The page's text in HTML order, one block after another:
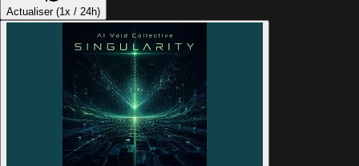
Actualiser (1x / 24h)